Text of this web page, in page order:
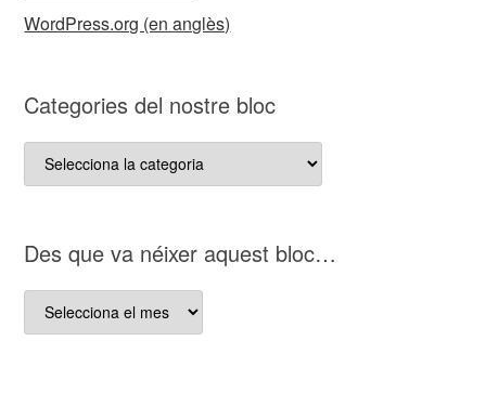
WordPress.org (en anglès)
Categories del nostre bloc
Categories
del
D es que va néixer aquest bloc…
D es
que